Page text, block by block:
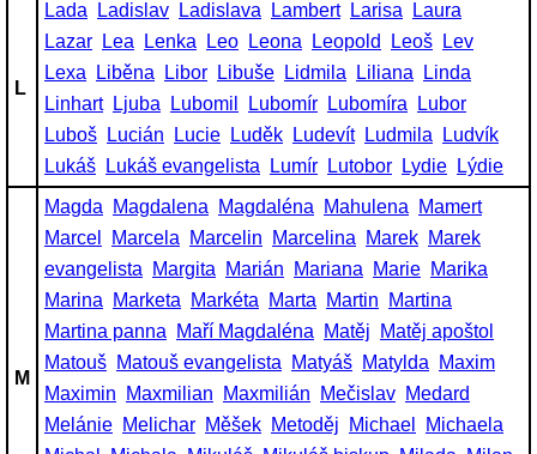
L
Lada Ladislav Ladislava Lambert Larisa
Laura
Lazar
Lea Lenka Leo Leona Leopold Leoš
Lev
Lexa
Liběna Libor Libuše Lidmila Liliana
Linda
Linhart
Ljuba Lubomil Lubomír Lubomíra
Lubor
Luboš
Lucián Lucie Luděk Ludevít Ludmila
Ludvík
Lukáš
Lukáš evangelista Lumír Lutobor Lydie Lýdie
M
Magda Magdalena Magdaléna Mahulena
Mamert
Marcel
Marcela Marcelin Marcelina Marek Marek
evangelista
Margita Marián Mariana Marie Marika
Marina
Marketa Markéta Marta Martin
Martina
Martina panna
Maří Magdaléna Matěj
Matěj apoštol
Matouš Matouš evangelista Matyáš Matylda
Maxim
Maximin
Maxmilian Maxmilián Mečislav Medard
Melánie Melichar Měšek Metoděj Michael
Michaela